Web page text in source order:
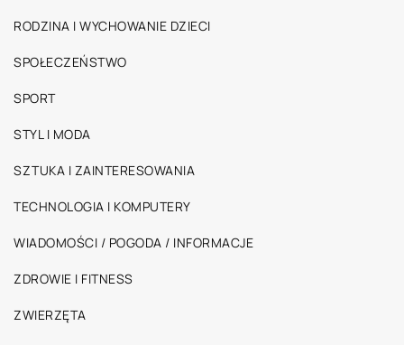
RODZINA I WYCHOWANIE DZIECI
SPOŁECZEŃSTWO
SPORT
STYL I MODA
SZTUKA I ZAINTERESOWANIA
TECHNOLOGIA I KOMPUTERY
WIADOMOŚCI / POGODA / INFORMACJE
ZDROWIE I FITNESS
ZWIERZĘTA